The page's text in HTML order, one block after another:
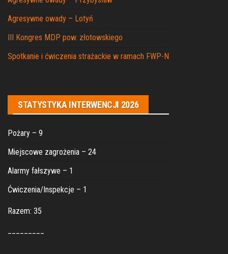
Agresywne owady – Lotyń
III Kongres MDP pow. złotowskiego
Spotkanie i ćwiczenia strażackie w ramach FWP-N
STATYSTYKA INTERWENCJI 2026
Pożary – 9
Miejscowe zagrożenia – 24
Alarmy fałszywe – 1
Ćwiczenia/Inspekcje – 1
Razem: 35